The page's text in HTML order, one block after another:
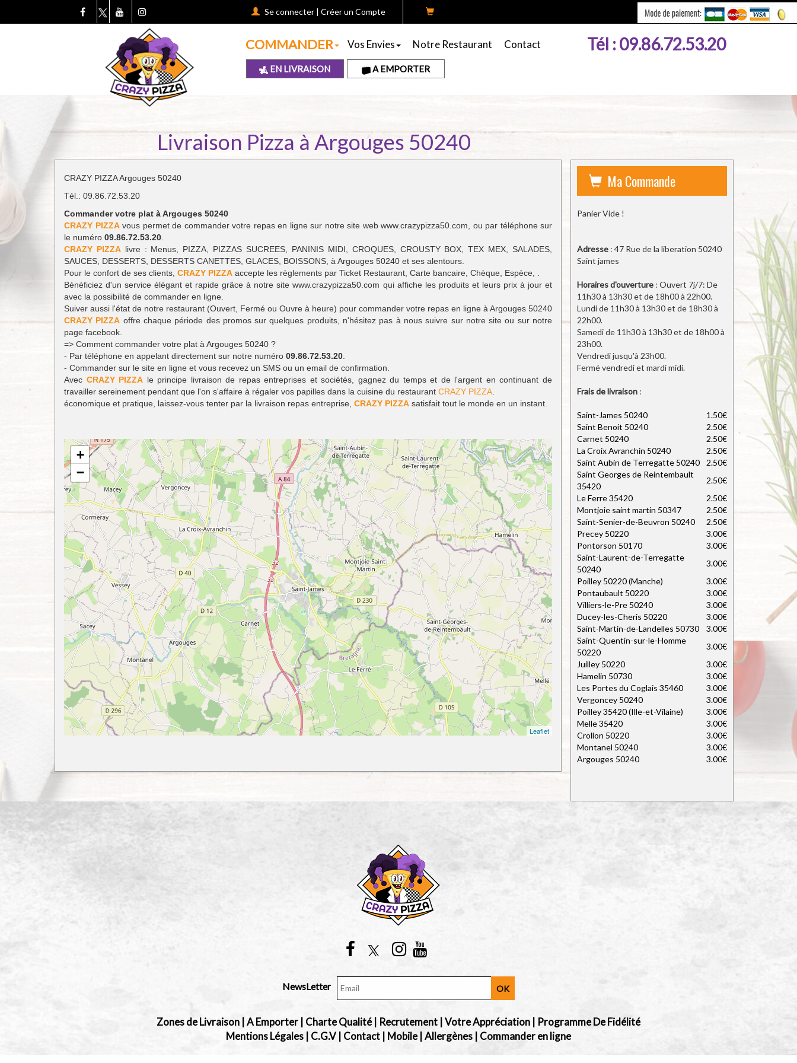
Se connecter| Créer un Compte
COMMANDER Vos Envies Notre Restaurant Contact
EN LIVRAISON A EMPORTER
Tél : 09.86.72.53.20
Livraison Pizza à Argouges 50240
CRAZY PIZZA Argouges 50240
Tél.: 09.86.72.53.20
Commander votre plat à Argouges 50240
CRAZY PIZZAvous permet de commander votre repas en ligne sur notre site web www.crazypizza50.com, ou par téléphone sur
le numéro 09.86.72.53.20
CRAZY PIZZAlivre : Menus, PIZZA, PIZZAS SUCREES, PANINIS MIDI, CROQUES, CROUSTY BOX, TEX MEX, SALADES,
SAUCES, DESSERTS, DESSERTS CANETTES, GLACES, BOISSONS, à Argouges 50240 et ses alentours.
Pour le confort de ses clients, CRAZY PIZZA accepte les règlements par Ticket Restaurant, Carte bancaire, Chèque, Espèce, .
Bénéficiez d'un service élégant et rapide grâce à notre site www.crazypizza50.com qui affiche les produits et leurs prix à jour et
avec la possibilité de commander en ligne.
Suiver aussi l'état de notre restaurant (Ouvert, Fermé ou Ouvre à heure) pour commander votre repas en ligne à Argouges 50240
CRAZY PIZZA offre chaque période des promos sur quelques produits, n'hésitez pas à nous suivre sur notre site ou sur notre
page facebook.
=> Comment commander votre plat à Argouges 50240 ?
- Par téléphone en appelant directement sur notre numéro 09.86.72.53.20
- Commander sur le site en ligne et vous recevez un SMS ou un email de confirmation.
Avec CRAZY PIZZA le principe livraison de repas entreprises et sociétés, gagnez du temps et de l'argent en continuant de
travailler sereinement pendant que l'on s'affaire à régaler vos papilles dans la cuisine du restaurant CRAZY PIZZA
économique et pratique, laissez-vous tenter par la livraison repas entreprise, CRAZY PIZZA satisfait tout le monde en un instant.
+
−
Leaflet
Ma Commande
Panier Vide !
Adresse : 47 Rue de la liberation 50240
Saint james
Horaires d'ouverture : Ouvert 7j/7: De
11h30 à 13h30 et de 18h00 à 22h00.
Lundi de 11h30 à 13h30 et de 18h30 à
22h00.
Samedi de 11h30 à 13h30 et de 18h00 à
23h00.
Vendredi jusqu'à 23h00.
Fermé vendredi et mardi midi.
Frais de livraison :
Saint-James 50240
1.50€
Saint Benoit 50240
2.50€
Carnet 50240
2.50€
La Croix Avranchin 50240
2.50€
Saint Aubin de Terregatte 50240
2.50€
Saint Georges de Reintembault
35420
2.50€
Le Ferre 35420
2.50€
Montjoie saint martin 50347
2.50€
Saint-Senier-de-Beuvron 50240
2.50€
Precey 50220
3.00€
Pontorson 50170
3.00€
Saint-Laurent-de-Terregatte
50240
3.00€
Poilley 50220 (Manche)
3.00€
Pontaubault 50220
3.00€
Villiers-le-Pre 50240
3.00€
Ducey-les-Cheris 50220
3.00€
Saint-Martin-de-Landelles 50730
3.00€
Saint-Quentin-sur-le-Homme
50220
3.00€
Juilley 50220
3.00€
Hamelin 50730
3.00€
Les Portes du Coglais 35460
3.00€
Vergoncey 50240
3.00€
Poilley 35420 (Ille-et-Vilaine)
3.00€
Melle 35420
3.00€
Crollon 50220
3.00€
Montanel 50240
3.00€
Argouges 50240
3.00€
NewsLetter OK
Zones de Livraison A Emporter Charte Qualité| Recrutement Votre Appréciation
Programme De Fidélité
Mentions Légales
C.G.V| Contact Mobile| Allergènes Commander en ligne